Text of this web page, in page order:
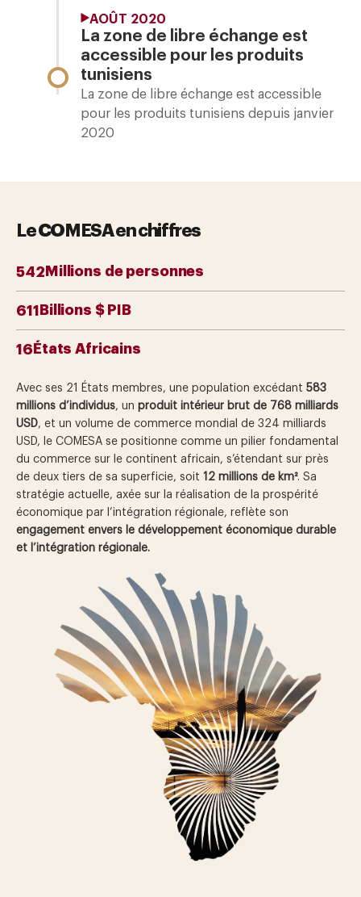
AOÛT 2020
La zone de libre échange est
accessible pour les produits
tunisiens
La zone de libre échange est accessible
pour les produits tunisiens depuis janvier
2020
Le COMESA en chiffres
Millions de personnes
578
Billions $ PIB
688
États Africains
18
Avec ses 21 États membres, une population excédant 583
millions d’individus, un produit intérieur brut de 768 milliards
USD, et un volume de commerce mondial de 324 milliards
USD, le COMESA se positionne comme un pilier fondamental
du commerce sur le continent africain, s’étendant sur près
de deux tiers de sa superficie, soit 12 millions de km². Sa
stratégie actuelle, axée sur la réalisation de la prospérité
économique par l’intégration régionale, reflète son
engagement envers le développement économique durable
et l’intégration régionale.